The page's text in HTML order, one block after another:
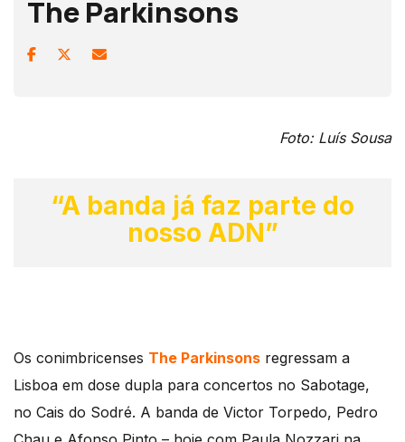
The Parkinsons
Foto: Luís Sousa
“A banda já faz parte do
nosso ADN”
Os conimbricenses The Parkinsons regressam a
Lisboa em dose dupla para concertos no Sabotage,
no Cais do Sodré. A banda de Victor Torpedo, Pedro